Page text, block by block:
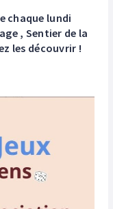
chaque lundi
, Sentier de la
les découvrir !